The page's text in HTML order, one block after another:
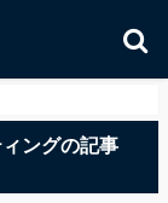
ングの記事